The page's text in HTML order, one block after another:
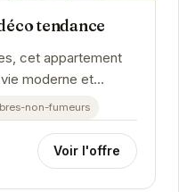
tendance
cet appartement
moderne et
à la
non-fumeurs
Voir l'offre